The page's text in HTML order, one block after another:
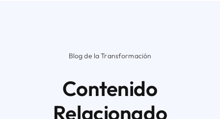
Blog de la Transformación
Contenido
Relacionado